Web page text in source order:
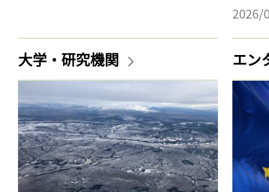
2026/
大学・研究機関 エン